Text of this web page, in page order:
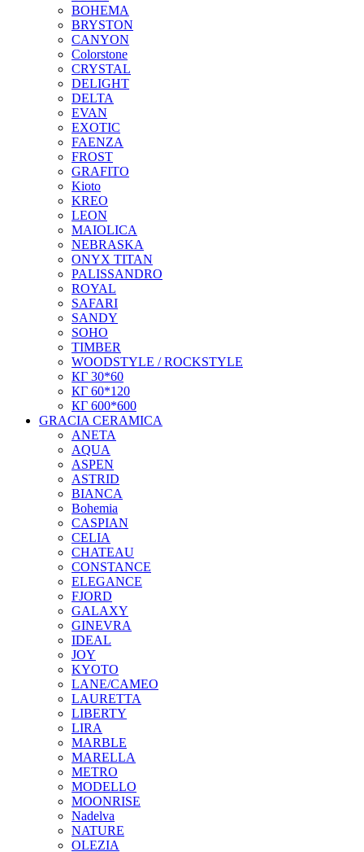
BOHEMA
BRYSTON
CANYON
Colorstone
CRYSTAL
DELIGHT
DELTA
EVAN
EXOTIC
FAENZA
FROST
GRAFITO
Kioto
KREO
LEON
MAIOLICA
NEBRASKA
ONYX TITAN
PALISSANDRO
ROYAL
SAFARI
SANDY
SOHO
TIMBER
WOODSTYLE / ROCKSTYLE
КГ 30*60
КГ 60*120
КГ 600*600
GRACIA CERAMICA
ANETA
AQUA
ASPEN
ASTRID
BIANCA
Bohemia
CASPIAN
CELIA
CHATEAU
CONSTANCE
ELEGANCE
FJORD
GALAXY
GINEVRA
IDEAL
JOY
KYOTO
LANE/CAMEO
LAURETTA
LIBERTY
LIRA
MARBLE
MARELLA
METRO
MODELLO
MOONRISE
Nadelva
NATURE
OLEZIA